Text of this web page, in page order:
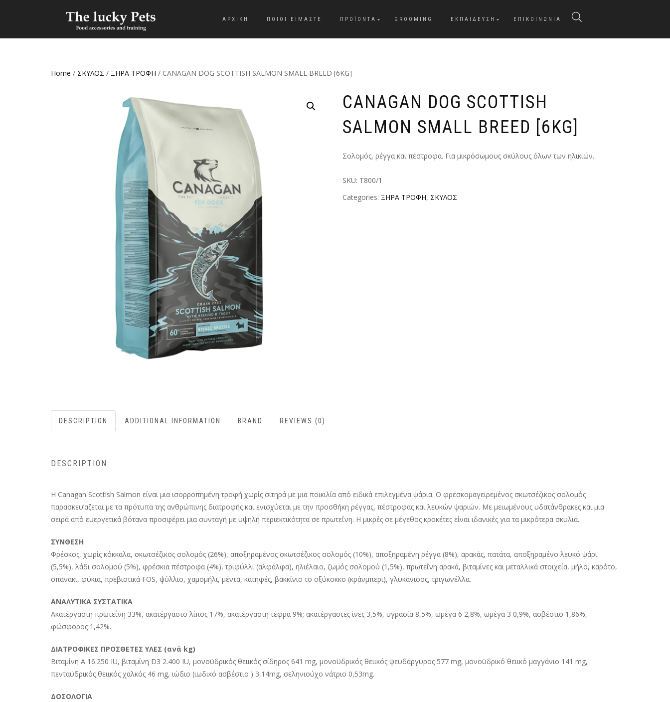
ΑΡΧΙΚΗ ΠΟΙΟΙ ΕΙΜΑΣΤΕ ΠΡΟΪΟΝΤΑ GROOMING ΕΚΠΑΙΔΕΥΣΗ ΕΠΙΚΟΙΝΩΝΙΑ
Home / ΣΚΥΛΟΣ / ΞΗΡΑ ΤΡΟΦΗ / CANAGAN DOG SCOTTISH SALMON SMALL BREED [6KG]
CANAGAN DOG SCOTTISH
SALMON SMALL BREED [6KG]
Σολομός, ρέγγα και πέστροφα. Για μικρόσωμους σκύλους όλων των ηλικιών.
SKU: T800/1
Categories: ΞΗΡΑ ΤΡΟΦΗ, ΣΚΥΛΟΣ
DESCRIPTION ADDITIONAL INFORMATION BRAND REVIEWS (0)
DESCRIPTION
Η Canagan Scottish Salmon είναι μια ισορροπημένη τροφή χωρίς σιτηρά με μια ποικιλία από ειδικά επιλεγμένα ψάρια. Ο φρεσκομαγειρεμένος σκωτσέζικος σολομός
παρασκευ’αζεται με τα πρότυπα της ανθρώπινης διατροφής και ενισχύεται με την προσθήκη ρέγγας, πέστροφας και λευκών ψαριών. Με μειωμένους υδατάνθρακες και μια
σειρά από ευεργετικά βότανα προσφέρει μια συνταγή με υψηλή περιεκτικότητα σε πρωτεΐνη. Η μικρές σε μέγεθος κροκέτες είναι ιδανικές για τα μικρότερα σκυλιά.
ΣΥΝΘΕΣΗ
Φρέσκος, χωρίς κόκκαλα, σκωτσέζικος σολομός (26%), αποξηραμένος σκωτσέζικος σολομός (10%), αποξηραμένη ρέγγα (8%), αρακάς, πατάτα, αποξηραμένο λευκό ψάρι
(5,5%), λάδι σολομού (5%), φρέσκια πέστροφα (4%), τριφύλλι (αλφάλφα), ηλιέλαιο, ζωμός σολομού (1,5%), πρωτεΐνη αρακά, βιταμίνες και μεταλλικά στοιχεία, μήλο, καρότο,
σπανάκι, φύκια, πρεβιοτικά FOS, ψύλλιο, χαμομήλι, μέντα, κατηφές, βακκίνιο το οξύκοκκο (κράνμπερι), γλυκάνισος, τριγωνέλλα.
ΑΝΑΛΥΤΙΚΑ ΣΥΣΤΑΤΙΚΑ
Ακατέργαστη πρωτεΐνη 33%, ακατέργαστο λίπος 17%, ακατέργαστη τέφρα 9%; ακατέργαστες ίνες 3,5%, υγρασία 8,5%, ωμέγα 6 2,8%, ωμέγα 3 0,9%, ασβέστιο 1,86%,
φώσφορος 1,42%.
ΔΙΑΤΡΟΦΙΚΕΣ ΠΡΟΣΘΕΤΕΣ ΥΛΕΣ (ανά kg)
Βιταμίνη Α 16.250 IU, βιταμίνη D3 2.400 IU, μονοϋδρικός θειικός σίδηρος 641 mg, μονοϋδρικός θειικός ψευδάργυρος 577 mg, μονοϋδρικό θειικό μαγγάνιο 141 mg,
πενταϋδρικός θειικός χαλκός 46 mg, ιώδιο (ιωδικό ασβέστιο ) 3,14mg, σεληνιούχο νάτριο 0,53mg.
ΔΟΣΟΛΟΓΙΑ